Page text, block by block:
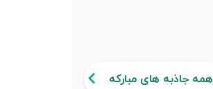
همه جاذبه های مبارکه